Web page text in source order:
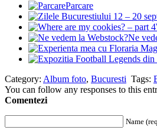
Parcare
Ne
Category: Album foto, Bucuresti Tags:
You can follow any responses to this
Comentezi
Name